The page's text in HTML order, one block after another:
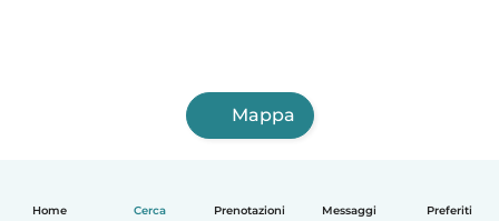
Home Cerca Prenotazioni Messaggi Preferiti
Mappa